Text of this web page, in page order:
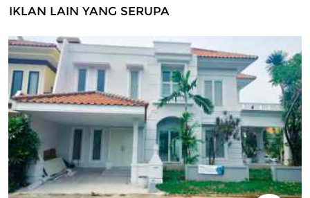
IKLAN LAIN YANG SERUPA